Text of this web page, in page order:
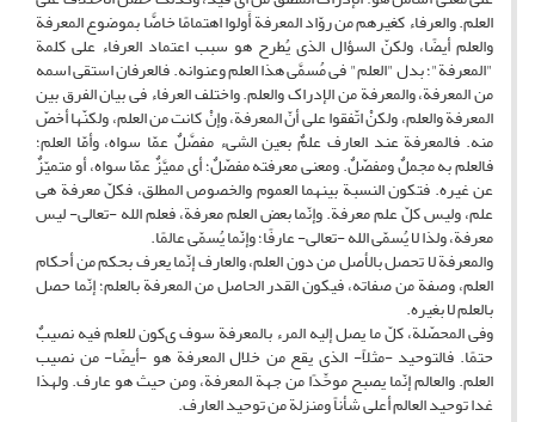
العلم.والعرفاء کغیرهم من روّاد المعرفة أَولوا اهتمامًا خاصًّا بموضوع المعرفة
والعلم أیضًا، ولکنّ السؤال الذی یُطرح هو سبب اعتماد العرفاء على کلمة
"المعرفة"؛ بدل "العلم" فی مُسمَّى هذا العلم وعنوانه.فالعرفان استقى اسمه
من المعرفة، والمعرفة من الإدراک والعلم. واختلف العرفاء فی بیان الفرق بین
المعرفة والعلم، ولکنْ اتّفقوا علىأنّ المعرفة، وإنْ کانت من العلم، ولکنّها أخصّ
منه. فالمعرفة عند العارف علمٌ بعین الشیء مفصَّلٌ عمّا سواه، وأمّا العلم؛
فالعلم به مجملٌ ومفصّلٌ. ومعنى معرفته مفصّلٌ؛ أی ممیَّزٌ عمّا سواه، أو متمیّزٌ
عن غیره. فتکون النسبة بینهما العموم والخصوص المطلق، فکلّ معرفة هی
علم، ولیس کلّ علم معرفة. وإنّما بعض العلم معرفة، فعلم الله -تعالى- لیس
معرفة، ولذا لا یُسمّى الله -تعالى- عارفًا؛ وإنّما یُسمّى عالمًا.
والمعرفة لا تحصل بالأصل من دون العلم، والعارف إنّما یعرف بحکم من أحکام
العلم، وصفة من صفاته، فیکون القدر الحاصل من المعرفة بالعلم؛ إنّما حصل
بالعلم لا بغیره.
وفی المحصّلة، کلّ ما یصل إلیه المرء بالمعرفة سوفیکون للعلم فیه نصیبٌ
حتمًا. فالتوحید -مثلاً- الذی یقع من خلال المعرفة هو -أیضًا- من نصیب
العلم. والعالم إنّما یصبح موحِّدًا من جهة المعرفة، ومن حیث هو عارف. ولهذا
غدا توحید العالم أعلى شأناً ومنزلة من توحید العارف.